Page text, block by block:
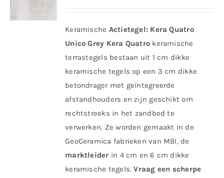
Keramische Actietegel: Kera Quatro
Unico Grey Kera Quatro keramische
terrastegels bestaan uit 1 cm dikke
keramische tegels op een 3 cm dikke
betondrager met geïntegreerde
afstandhouders en zijn geschikt om
rechtstreeks in het zandbed te
verwerken. Ze worden gemaakt in de
GeoCeramica fabrieken van MBI, de
marktleider in 4 cm en 6 cm dikke
keramische tegels.Vraag een scherpe